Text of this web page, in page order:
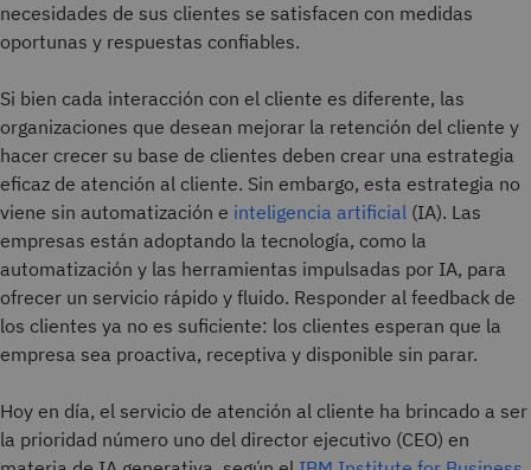
necesidades de sus clientes se satisfacen con medidas
oportunas y respuestas confiables.
Si bien cada interacción con el cliente es diferente, las
organizaciones que desean mejorar la retención del cliente y
hacer crecer su base de clientes deben crear una estrategia
eficaz de atención al cliente. Sin embargo, esta estrategia no
viene sin automatización e inteligencia artificial (IA). Las
empresas están adoptando la tecnología, como la
automatización y las herramientas impulsadas por IA, para
ofrecer un servicio rápido y fluido. Responder al feedback de
los clientes ya no es suficiente: los clientes esperan que la
empresa sea proactiva, receptiva y disponible sin parar.
Hoy en día, el servicio de atención al cliente ha brincado a ser
la prioridad número uno del director ejecutivo (CEO) en